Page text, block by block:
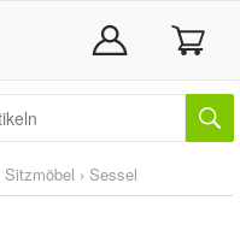
Sitzmöbel › Sessel